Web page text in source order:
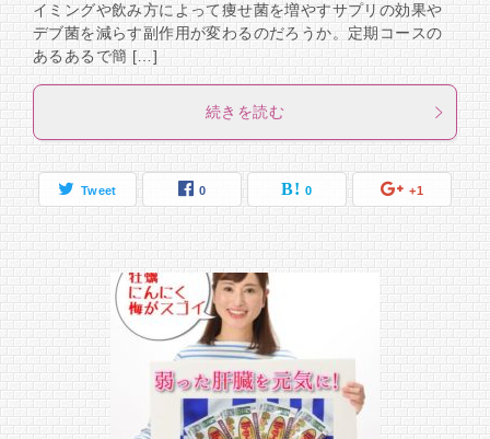
イミングや飲み方によって痩せ菌を増やすサプリの効果や
デブ菌を減らす副作用が変わるのだろうか。定期コースの
あるあるで簡 […]
続きを読む
Tweet 0 0 +1